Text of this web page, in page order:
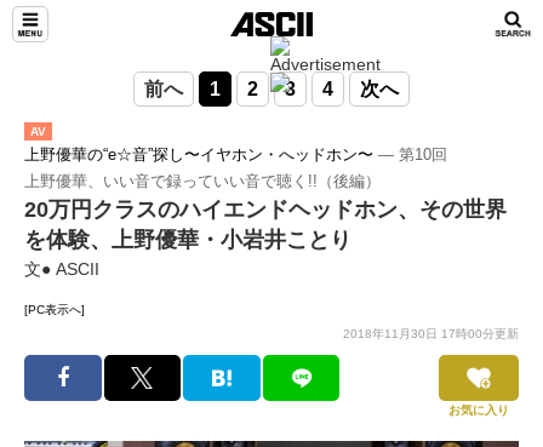
前へ 1 2 3 4 次へ
AV
上野優華の“e☆音”探し〜イヤホン・へッドホン〜 ― 第10回
上野優華、いい音で録っていい音で聴く!!（後編）
20万円クラスのハイエンドヘッドホン、その世界
を体験、上野優華・小岩井ことり
文● ASCII
[PC表示へ]
2018年11月30日 17時00分更新
お気に入り